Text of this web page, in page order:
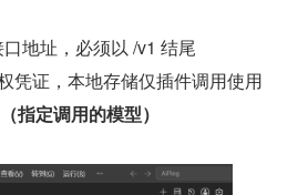
口地址，必须以 /v1 结尾
凭证，本地存储仅插件调用使用
指定调用的模型）